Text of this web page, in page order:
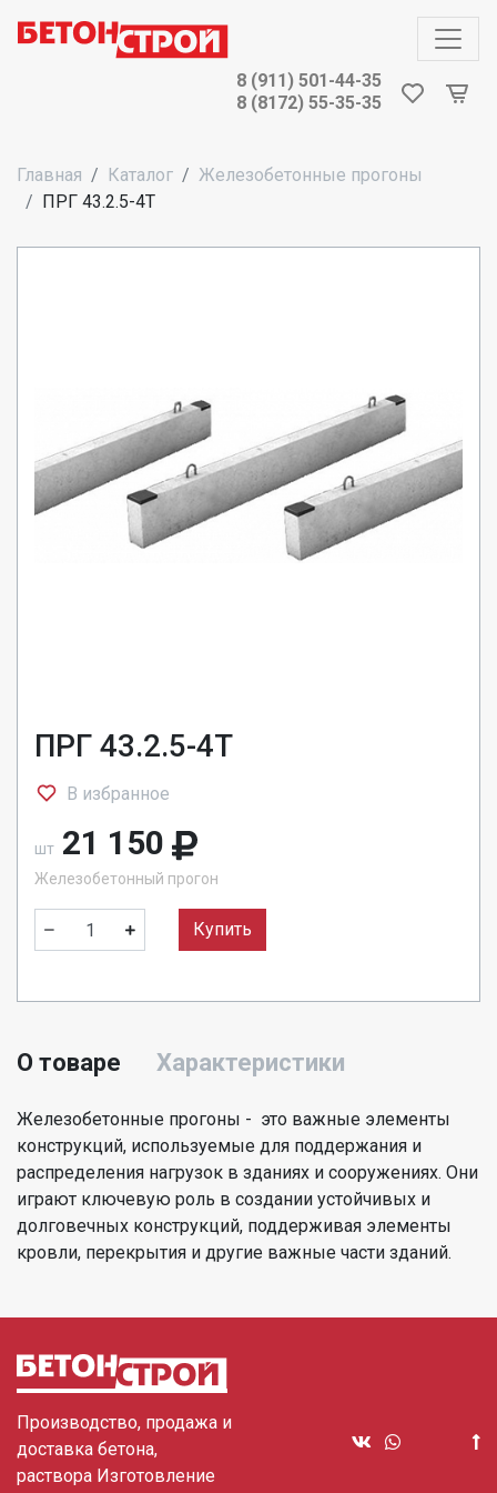
8 (911) 501-44-35
8 (8172) 55-35-35
Главная Каталог
Железобетонные прогоны
ПРГ 43.2.5-4Т
ПРГ 43.2.5-4Т
В избранное
шт 21 150
Железобетонный прогон
Купить
О товаре Характеристики
Железобетонные прогоны - это важные элементы
конструкций, используемые для поддержания и
распределения нагрузок в зданиях и сооружениях. Они
играют ключевую роль в создании устойчивых и
долговечных конструкций, поддерживая элементы
кровли, перекрытия и другие важные части зданий.
Производство, продажа и
доставка бетона,
раствора Изготовление